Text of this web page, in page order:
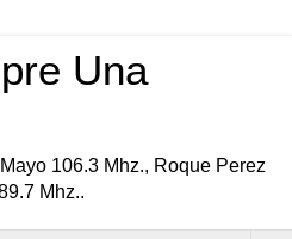
Una
106.3 Mhz., Roque Perez
Mhz..